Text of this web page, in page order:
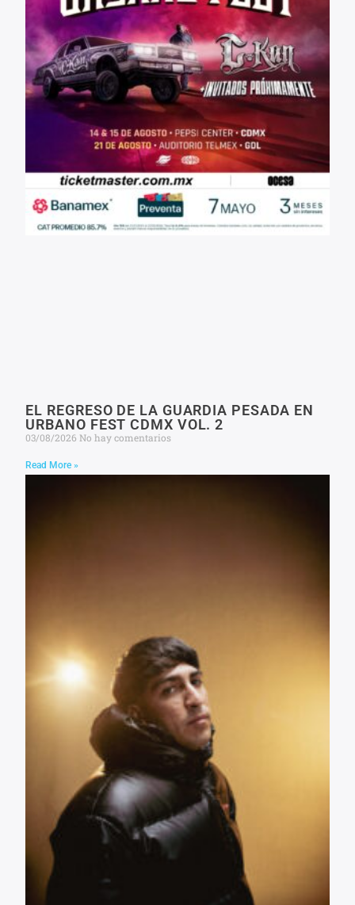
EL REGRESO DE LA GUARDIA PESADA EN
URBANO FEST CDMX VOL. 2
03/08/2026 No hay comentarios
Read More »